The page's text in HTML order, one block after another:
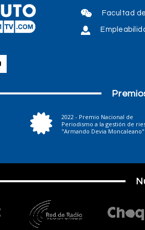
Facultad
2022 - Premio Nacional de
Periodismo a la gestión de
"Armando Devia Moncaleano"